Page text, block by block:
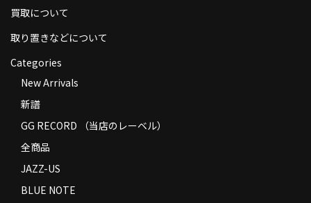
返品
Privacy Policy
特定商取引法に基づく表示
買取について
取り置きなどについて
Categories
New Arrivals
新譜
GG RECORD （当店のレーベル）
全商品
JAZZ-US
BLUE NOTE